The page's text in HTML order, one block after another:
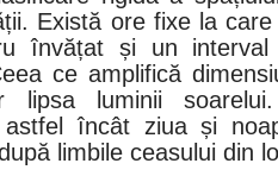
Există ore fixe la
învățat și un
ce amplifică
lipsa luminii
astfel încât ziua și
limbile ceasului din